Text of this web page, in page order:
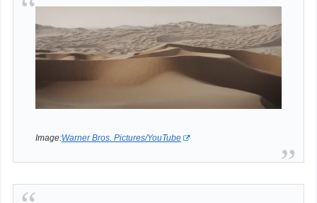
Image:Warner Bros. Pictures/YouTube